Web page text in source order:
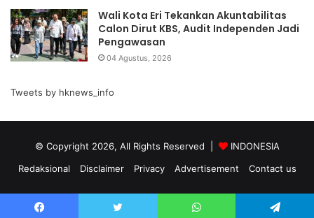
Wali Kota Eri Tekankan Akuntabilitas
Calon Dirut KBS, Audit Independen Jadi
Pengawasan
04 Agustus, 2026
Tweets by hknews_info
© Copyright 2026, All Rights Reserved |
INDONESIA
Redaksional
Disclaimer Privacy Advertisement Contact us